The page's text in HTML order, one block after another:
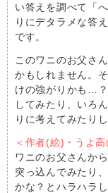
い答えを調べて「
りにデタラメな答
です。
このワニのお父さ
かもしれません。
けの強がりかも…
してみたり、いろ
りに考えてみたり
＜作者(絵)・うよ
ワニのお父さんか
突っ込んでみたり
かな？とハラハラ